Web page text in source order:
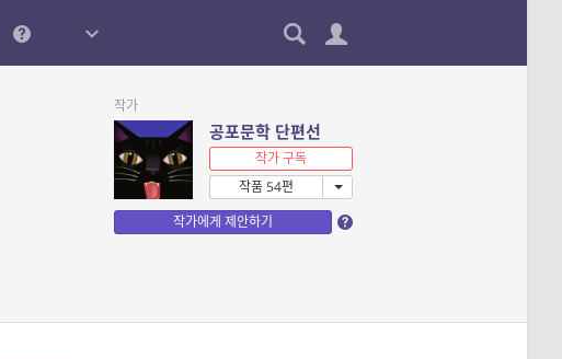
작가
공포문학 단편선
작가 구독
작품 54편
작가에게 제안하기